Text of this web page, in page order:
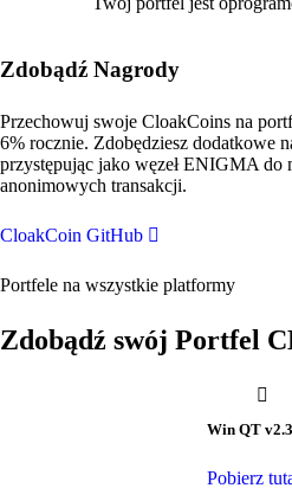
Zdobądź Nagrody
Przechowuj swoje CloakCoins na
6% rocznie. Zdobędziesz dodatkowe
przystępując jako węzeł ENIGMA do
anonimowych transakcji.
CloakCoin GitHub
Portfele na wszystkie platformy
Zdobądź swój Portfel
Win QT
Pobierz